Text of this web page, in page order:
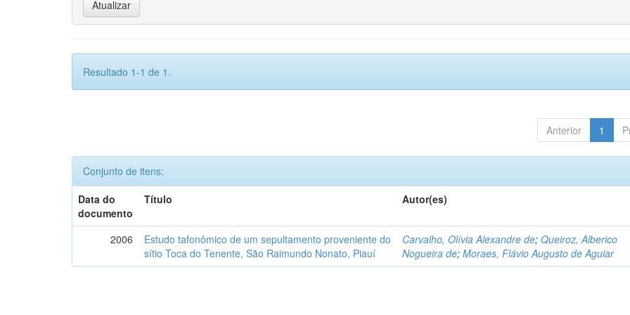
Resultado 1-1 de 1.
Anterior 1
Conjunto de itens:
Data do
documento
Título Autor(es)
2006
Estudo tafonômico de um sepultamento proveniente do
sítio Toca do Tenente, São Raimundo Nonato, Piauí
Carvalho, Olívia Alexandre de;Queiroz, Alberico
Nogueira de;Moraes, Flávio Augusto de Aguiar